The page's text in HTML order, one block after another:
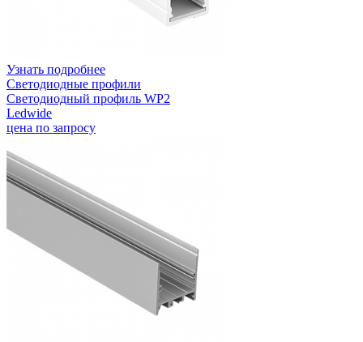
Узнать подробнее
Светодиодные профили
Светодиодный профиль WP2
Ledwide
цена по запросу